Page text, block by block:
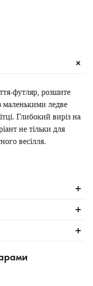
футляр, розшите
маленькими ледве
Глибокий виріз на
не тільки для
весілля.